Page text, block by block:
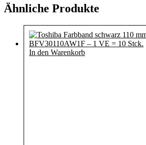
Ähnliche Produkte
In den Warenkorb